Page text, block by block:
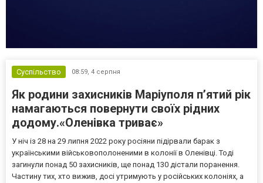
Суспільство 08:59, 4 серпня
Як родини захисників Маріуполя пʼятий рік
намагаються повернути своїх рідних
додому.«Оленівка триває»
У ніч із 28 на 29 липня 2022 року росіяни підірвали барак з
українськими військовополоненими в колонії в Оленівці. Тоді
загинули понад 50 захисників, ще понад 130 дістали поранення.
Частину тих, хто вижив, досі утримують у російських колоніях, а